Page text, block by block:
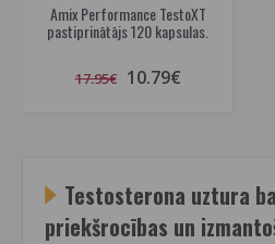
Amix Performance TestoXT
pastiprinātājs 120 kapsulas.
17.95€ 10.79€
Testosterona uztura
priekšrocības un